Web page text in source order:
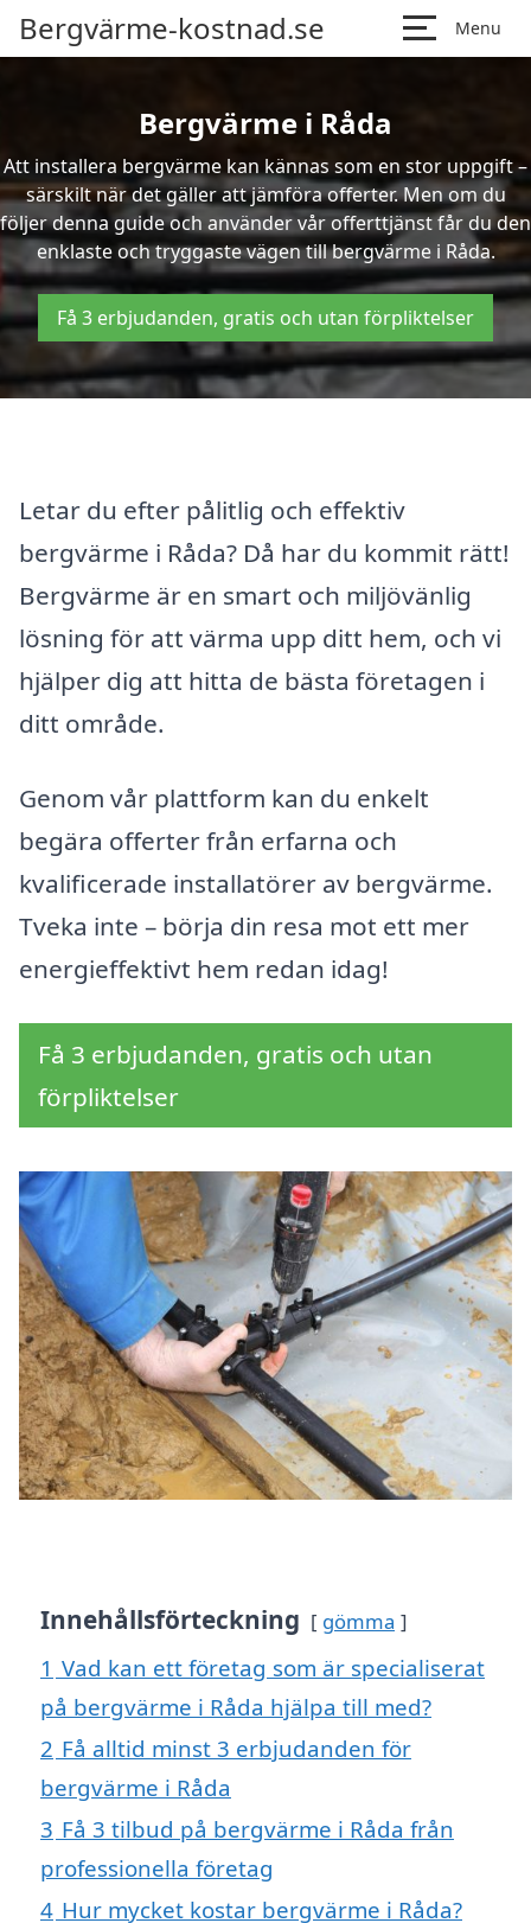
Bergvärme-kostnad.se Menu
Bergvärme i Råda
Att installera bergvärme kan kännas som en stor uppgift –
särskilt när det gäller att jämföra offerter. Men om du
följer denna guide och använder vår offerttjänst får du den
enklaste och tryggaste vägen till bergvärme i Råda.
Få 3 erbjudanden, gratis och utan förpliktelser
Letar du efter pålitlig och effektiv
bergvärme i Råda? Då har du kommit rätt!
Bergvärme är en smart och miljövänlig
lösning för att värma upp ditt hem, och vi
hjälper dig att hitta de bästa företagen i
ditt område.
Genom vår plattform kan du enkelt
begära offerter från erfarna och
kvalificerade installatörer av bergvärme.
Tveka inte – börja din resa mot ett mer
energieffektivt hem redan idag!
Få 3 erbjudanden, gratis och utan
förpliktelser
Innehållsförteckning gömma
1 Vad kan ett företag som är specialiserat
på bergvärme i Råda hjälpa till med?
2 Få alltid minst 3 erbjudanden för
bergvärme i Råda
3 Få 3 tilbud på bergvärme i Råda från
professionella företag
4 Hur mycket kostar bergvärme i Råda?